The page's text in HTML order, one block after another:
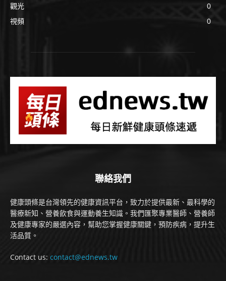
觀光
0
視頻
0
聯絡我們
健康頭條是台灣領先的健康資訊平台，致力於提供最新、最科學的
醫療新知、營養飲食與運動養生知識。我們匯聚專業醫師、營養師
及健康專家的嚴選內容，幫助您掌握健康關鍵，預防疾病，提升生
活品質。
Contact us: contact@ednews.tw